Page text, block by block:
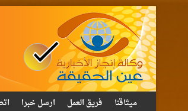
ميثاقنا فريق العمل ارسل خبرا